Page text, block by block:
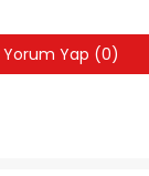
Yorum Yap (0)